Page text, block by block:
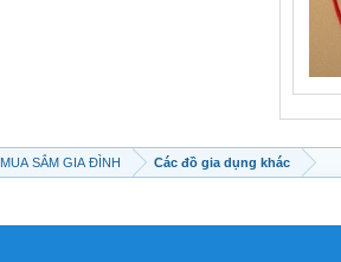
MUA SẮM GIA ĐÌNH Các đồ gia dụng khác